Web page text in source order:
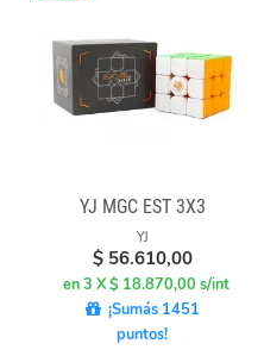
YJ MGC EST 3X3
YJ
$ 56.610,00
en 3 X $ 18.870,00 s/int
¡Sumás 1451
puntos!